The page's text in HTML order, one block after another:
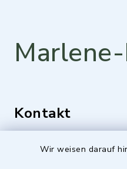
Wir weisen darauf
Kontakt
Mozartstraße 1